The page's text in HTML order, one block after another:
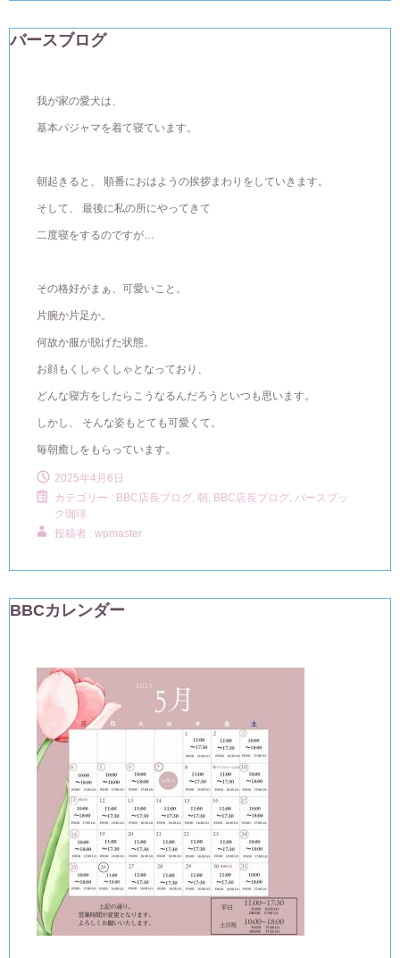
バースブログ
我が家の愛犬は、
基本パジャマを着て寝ています。
朝起きると、 順番におはようの挨拶まわりをしていきます。
そして、 最後に私の所にやってきて
二度寝をするのですが…
その格好がまぁ、可愛いこと。
片腕か片足か。
何故か服が脱げた状態。
お顔もくしゃくしゃとなっており、
どんな寝方をしたらこうなるんだろうといつも思います。
しかし、 そんな姿もとても可愛くて。
毎朝癒しをもらっています。
2025年4月6日
カテゴリー : BBC店長ブログ 朝, BBC店長ブログ バースブッ
ク珈琲
投稿者 : wpmaster
BBCカレンダー